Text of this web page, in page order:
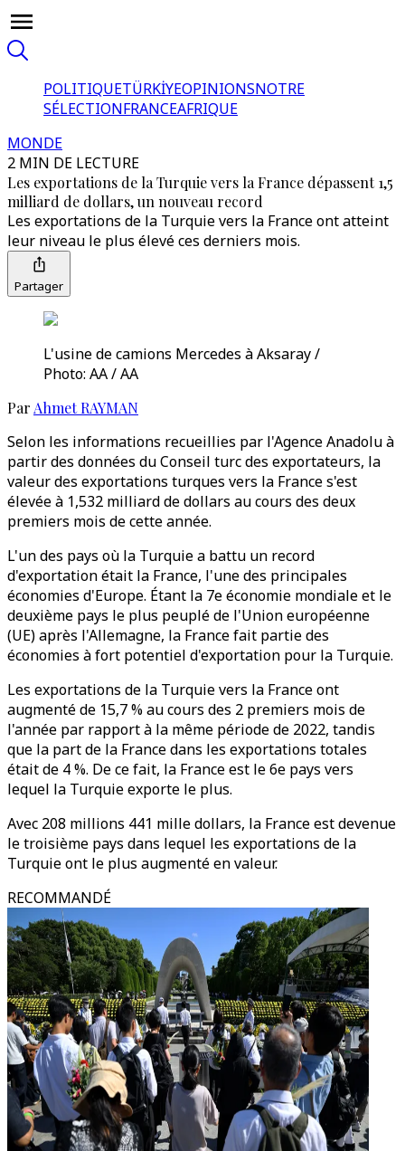
POLITIQUETÜRKİYEOPINIONSNOTRE
SÉLECTIONFRANCEAFRIQUE
MONDE
2 MIN DE LECTURE
Les exportations de la Turquie vers la France dépassent 1,5
milliard de dollars, un nouveau record
Les exportations de la Turquie vers la France ont atteint
leur niveau le plus élevé ces derniers mois.
Partager
L'usine de camions Mercedes à Aksaray /
Photo: AA / AA
Par Ahmet RAYMAN
Selon les informations recueillies par l'Agence Anadolu à
partir des données du Conseil turc des exportateurs, la
valeur des exportations turques vers la France s'est
élevée à 1,532 milliard de dollars au cours des deux
premiers mois de cette année.
L'un des pays où la Turquie a battu un record
d'exportation était la France, l'une des principales
économies d'Europe. Étant la 7e économie mondiale et le
deuxième pays le plus peuplé de l'Union européenne
(UE) après l'Allemagne, la France fait partie des
économies à fort potentiel d'exportation pour la Turquie.
Les exportations de la Turquie vers la France ont
augmenté de 15,7 % au cours des 2 premiers mois de
l'année par rapport à la même période de 2022, tandis
que la part de la France dans les exportations totales
était de 4 %. De ce fait, la France est le 6e pays vers
lequel la Turquie exporte le plus.
Avec 208 millions 441 mille dollars, la France est devenue
le troisième pays dans lequel les exportations de la
Turquie ont le plus augmenté en valeur.
RECOMMANDÉ